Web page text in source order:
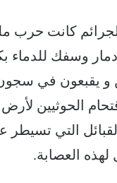
كانت حرب
وسفك للدماء
و يقبعون في
اقتحام
التي تسيطر
لهذه العصابة.